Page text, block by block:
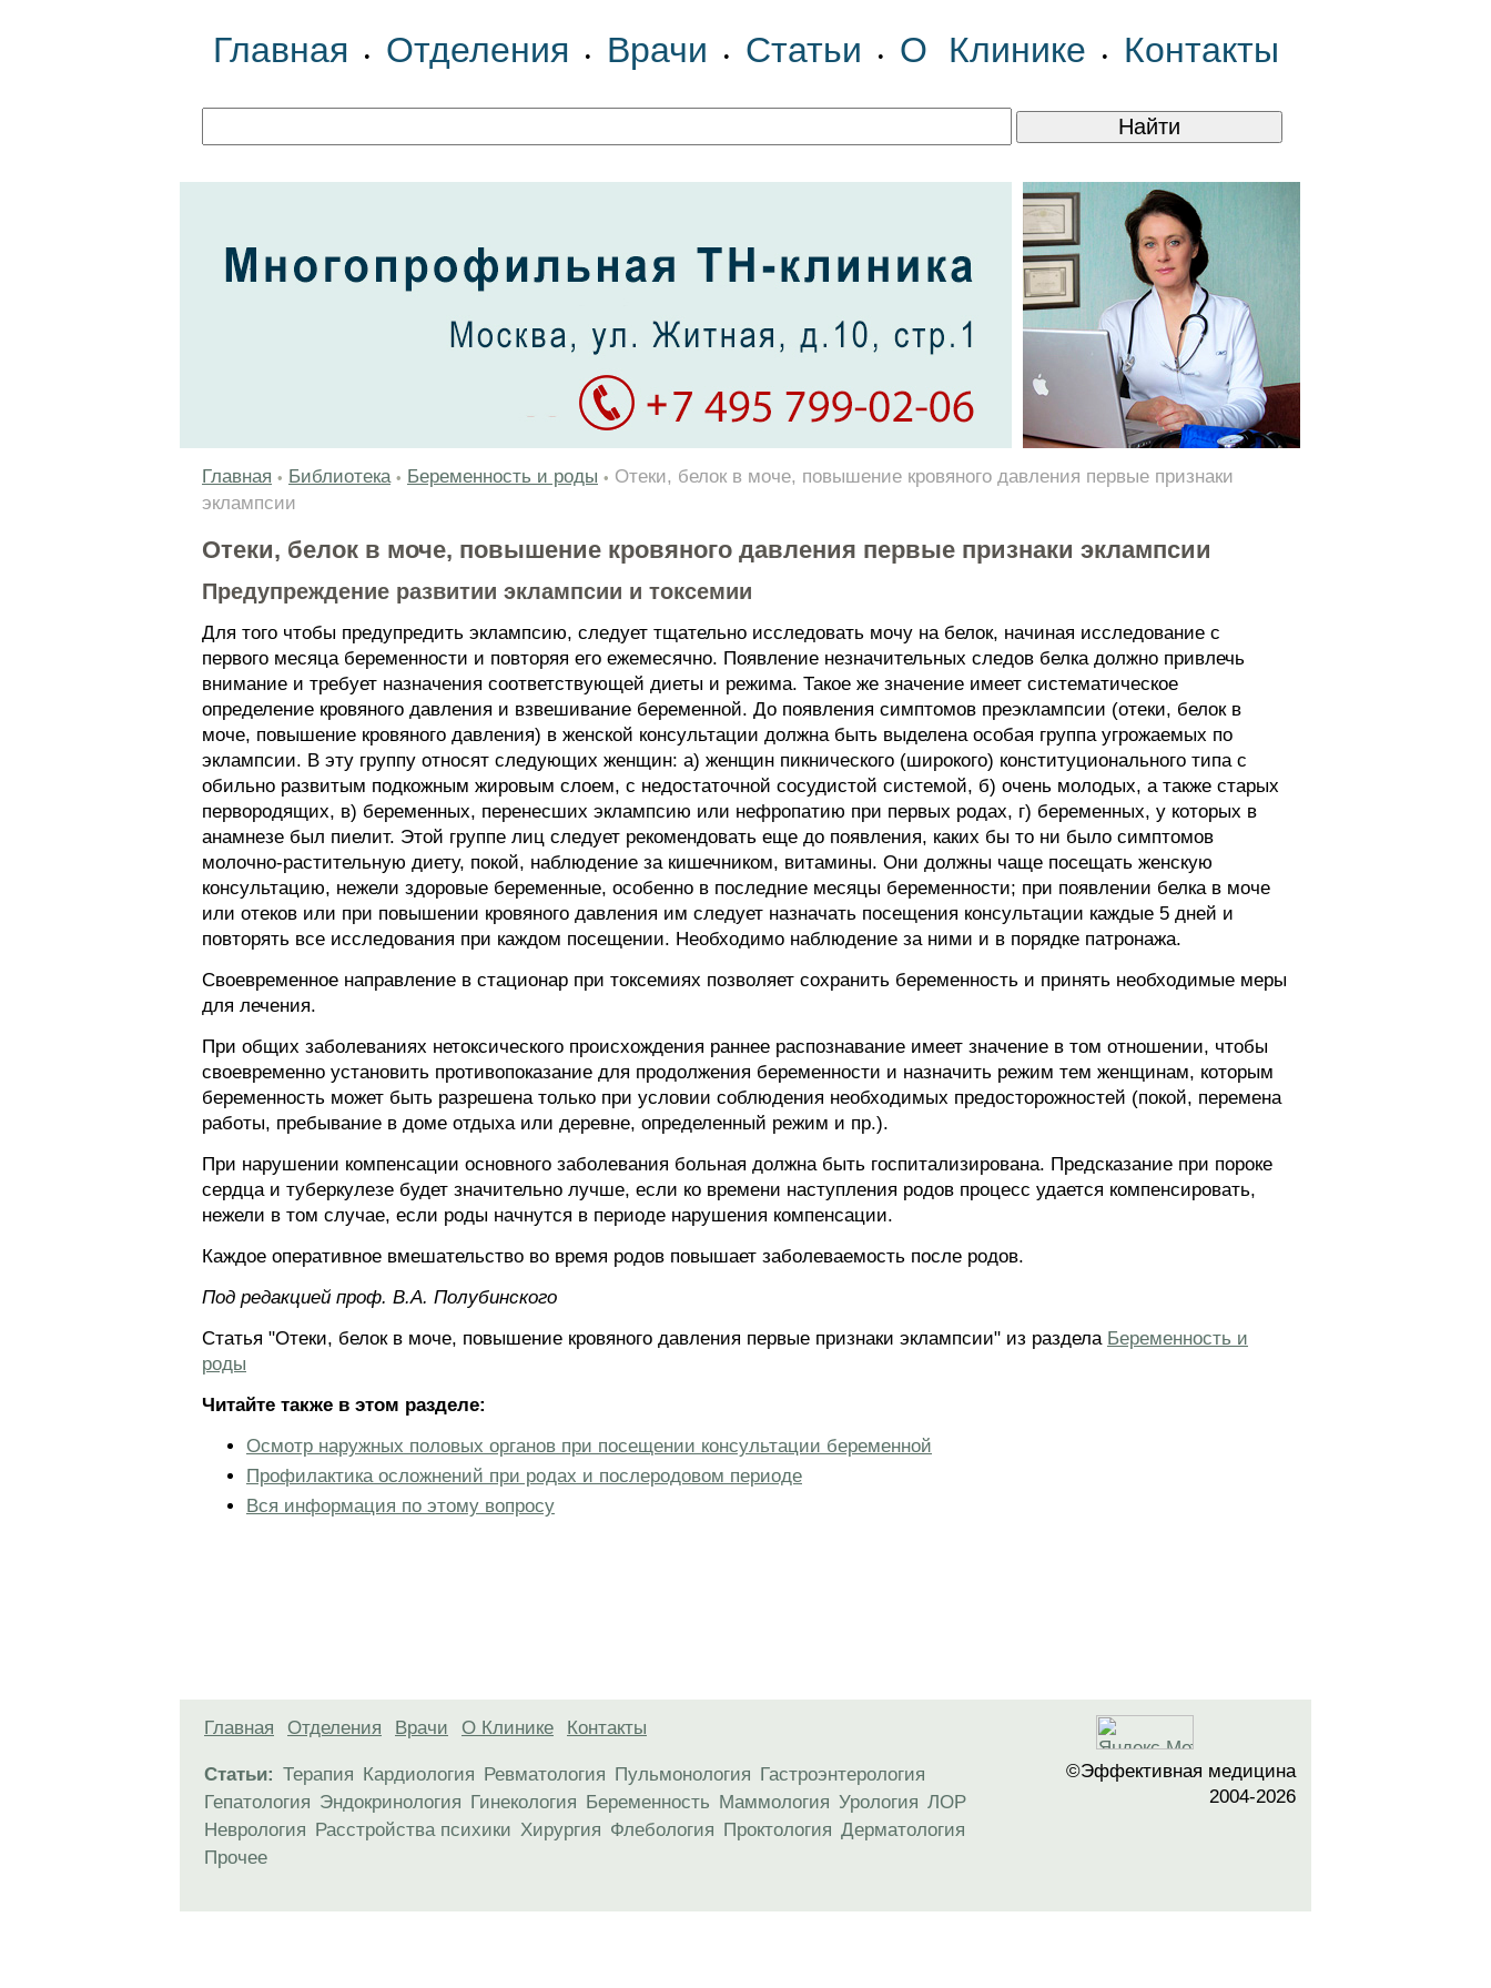
Главная • Отделения • Врачи • Статьи • О Клинике • Контакты
Главная • Библиотека • Беременность и роды • Отеки, белок в моче, повышение кровяного давления первые признаки
эклампсии
Отеки, белок в моче, повышение кровяного давления первые признаки эклампсии
Предупреждение развитии эклампсии и токсемии
Для того чтобы предупредить эклампсию, следует тщательно исследовать мочу на белок, начиная исследование с
первого месяца беременности и повторяя его ежемесячно. Появление незначительных следов белка должно привлечь
внимание и требует назначения соответствующей диеты и режима. Такое же значение имеет систематическое
определение кровяного давления и взвешивание беременной. До появления симптомов преэклампсии (отеки, белок в
моче, повышение кровяного давления) в женской консультации должна быть выделена особая группа угрожаемых по
эклампсии. В эту группу относят следующих женщин: а) женщин пикнического (широкого) конституционального типа с
обильно развитым подкожным жировым слоем, с недостаточной сосудистой системой, б) очень молодых, а также старых
первородящих, в) беременных, перенесших эклампсию или нефропатию при первых родах, г) беременных, у которых в
анамнезе был пиелит. Этой группе лиц следует рекомендовать еще до появления, каких бы то ни было симптомов
молочно-растительную диету, покой, наблюдение за кишечником, витамины. Они должны чаще посещать женскую
консультацию, нежели здоровые беременные, особенно в последние месяцы беременности; при появлении белка в моче
или отеков или при повышении кровяного давления им следует назначать посещения консультации каждые 5 дней и
повторять все исследования при каждом посещении. Необходимо наблюдение за ними и в порядке патронажа.
Своевременное направление в стационар при токсемиях позволяет сохранить беременность и принять необходимые меры
для лечения.
При общих заболеваниях нетоксического происхождения раннее распознавание имеет значение в том отношении, чтобы
своевременно установить противопоказание для продолжения беременности и назначить режим тем женщинам, которым
беременность может быть разрешена только при условии соблюдения необходимых предосторожностей (покой, перемена
работы, пребывание в доме отдыха или деревне, определенный режим и пр.).
При нарушении компенсации основного заболевания больная должна быть госпитализирована. Предсказание при пороке
сердца и туберкулезе будет значительно лучше, если ко времени наступления родов процесс удается компенсировать,
нежели в том случае, если роды начнутся в периоде нарушения компенсации.
Каждое оперативное вмешательство во время родов повышает заболеваемость после родов.
Под редакцией проф. В.А. Полубинского
Статья "Отеки, белок в моче, повышение кровяного давления первые признаки эклампсии" из раздела Беременность и
роды
Читайте также в этом разделе:
Осмотр наружных половых органов при посещении консультации беременной
Профилактика осложнений при родах и послеродовом периоде
Вся информация по этому вопросу
Главная Отделения Врачи О Клинике Контакты
Статьи: Терапия Кардиология Ревматология Пульмонология Гастроэнтерология
Гепатология Эндокринология Гинекология Беременность Маммология Урология ЛОР
Неврология Расстройства психики Хирургия Флебология Проктология Дерматология
Прочее
©Эффективная медицина
2004-2026